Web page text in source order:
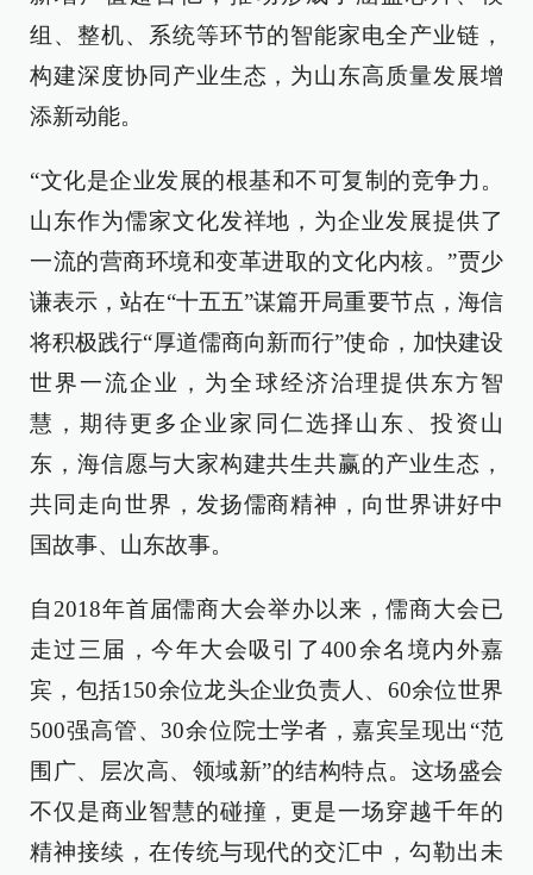
组、整机、系统等环节的智能家电全产业链，
构建深度协同产业生态，为山东高质量发展增
添新动能。
“文化是企业发展的根基和不可复制的竞争力。
山东作为儒家文化发祥地，为企业发展提供了
一流的营商环境和变革进取的文化内核。”贾少
谦表示，站在“十五五”谋篇开局重要节点，海信
将积极践行“厚道儒商向新而行”使命，加快建设
世界一流企业，为全球经济治理提供东方智
慧，期待更多企业家同仁选择山东、投资山
东，海信愿与大家构建共生共赢的产业生态，
共同走向世界，发扬儒商精神，向世界讲好中
国故事、山东故事。
自2018年首届儒商大会举办以来，儒商大会已
走过三届，今年大会吸引了400余名境内外嘉
宾，包括150余位龙头企业负责人、60余位世界
500强高管、30余位院士学者，嘉宾呈现出“范
围广、层次高、领域新”的结构特点。这场盛会
不仅是商业智慧的碰撞，更是一场穿越千年的
精神接续，在传统与现代的交汇中，勾勒出未